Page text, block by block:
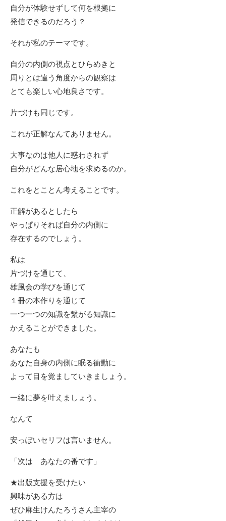
自分が体験せずして何を根拠に
発信できるのだろう？
それが私のテーマです。
自分の内側の視点とひらめきと
周りとは違う角度からの観察は
とても楽しい心地良さです。
片づけも同じです。
これが正解なんてありません。
大事なのは他人に惑わされず
自分がどんな居心地を求めるのか。
これをとことん考えることです。
正解があるとしたら
やっぱりそれば自分の内側に
存在するのでしょう。
私は
片づけを通じて、
雄風会の学びを通じて
１冊の本作りを通じて
一つ一つの知識を繋がる知識に
かえることができました。
あなたも
あなた自身の内側に眠る衝動に
よって目を覚ましていきましょう。
一緒に夢を叶えましょう。
なんて
安っぽいセリフは言いません。
「次は あなたの番です」
★出版支援を受けたい
興味がある方は
ぜひ麻生けんたろうさん主宰の